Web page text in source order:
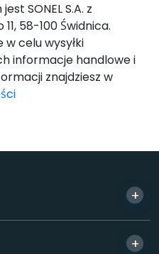
SONEL S.A. z
58-100 Świdnica.
celu wysyłki
informacje handlowe i
znajdziesz w
+
+